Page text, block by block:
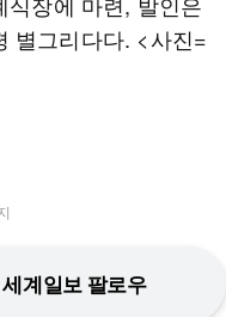
별그리다다. <사진=
계일보 팔로우